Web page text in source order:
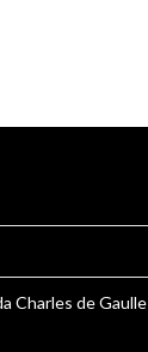
Charles de Gaulle